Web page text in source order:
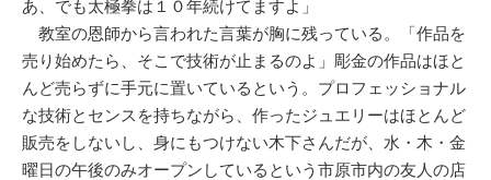
あ、でも太極拳は１０年続けてますよ」
教室の恩師から言われた言葉が胸に残っている。「作品を
売り始めたら、そこで技術が止まるのよ」彫金の作品はほと
んど売らずに手元に置いているという。プロフェッショナル
な技術とセンスを持ちながら、作ったジュエリーはほとんど
販売をしないし、身にもつけない木下さんだが、水・木・金
曜日の午後のみオープンしているという市原市内の友人の店